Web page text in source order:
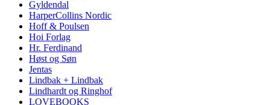
Gyldendal
HarperCollins Nordic
Hoff & Poulsen
Hoi Forlag
Hr. Ferdinand
Høst og Søn
Jentas
Lindbak + Lindbak
Lindhardt og Ringhof
LOVEBOOKS